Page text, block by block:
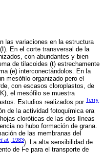
las variaciones en la estructura
En el corte transversal de la
con abundantes y bien
de tilacoides (t) estrechamente
(e) interconectándolos. En la
mesófilo organizado pero el
con escasos cloroplastos, de
el mesófilo se muestra
Estudios realizados por Terry
de la actividad fotoquímica era
cloróticas de las dos líneas
no hubo formación de grana.
de las membranas del
al. , 1983). La alta sensibilidad de
de Fe para el transporte de